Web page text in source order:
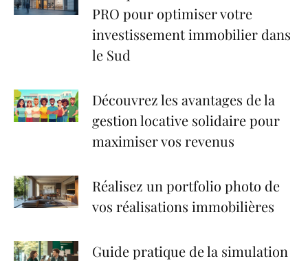
PRO pour optimiser votre
investissement immobilier dans
le Sud
Découvrez les avantages de la
gestion locative solidaire pour
maximiser vos revenus
Réalisez un portfolio photo de
vos réalisations immobilières
Guide pratique de la simulation